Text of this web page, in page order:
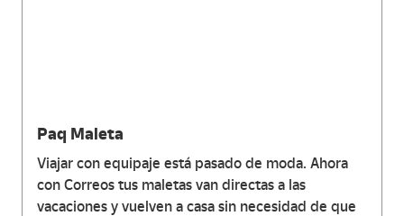
Paq Maleta
Viajar con equipaje está pasado de moda. Ahora
con Correos tus maletas van directas a las
vacaciones y vuelven a casa sin necesidad de que